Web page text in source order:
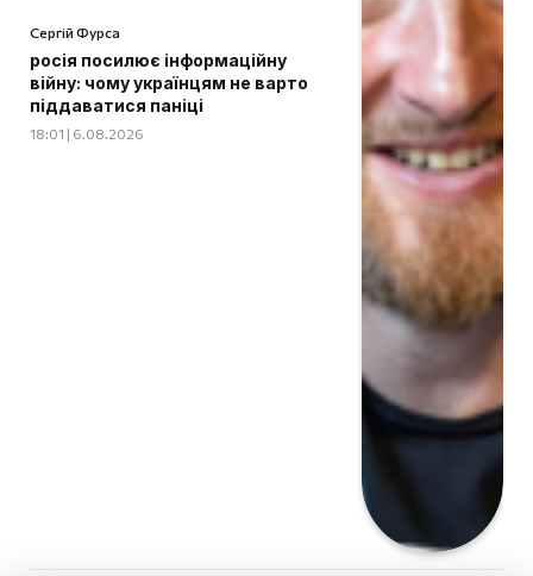
Сергій Фурса
росія посилює інформаційну
війну: чому українцям не варто
піддаватися паніці
18:01 | 6.08.2026